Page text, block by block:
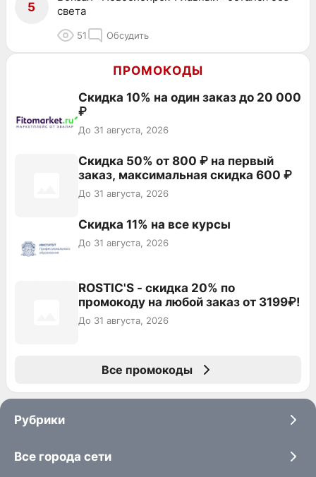
5
света
51 Обсудить
ПРОМОКОДЫ
Скидка 10% на один заказ до 20 000
₽
До 31 августа, 2026
Скидка 50% от 800 ₽ на первый
заказ, максимальная скидка 600 ₽
До 31 августа, 2026
Скидка 11% на все курсы
До 31 августа, 2026
ROSTIC'S - скидка 20% по
промокоду на любой заказ от 3199₽!
До 31 августа, 2026
Все промокоды
Рубрики
Все города сети